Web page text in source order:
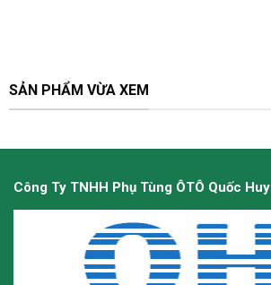
SẢN PHẨM VỪA XEM
Công Ty TNHH Phụ Tùng ÔTÔ Quốc Huy